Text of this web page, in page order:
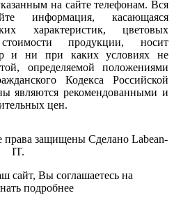
на сайте телефонам. Вся
информация, касающаяся
характеристик, цветовых
продукции, носит
и ни при каких условиях не
определяемой положениями
Кодекса Российской
являются рекомендованными и
цен.
защищены Сделано Labean-
IT.
сайт, Вы соглашаетесь на
подробнее